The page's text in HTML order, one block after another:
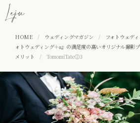
HOME / ウェディングマガジン /
フォトウェデ
ォトウェディング＋α』の満足度の高いオリジナル撮影
メリット
/ TomomiTate②3